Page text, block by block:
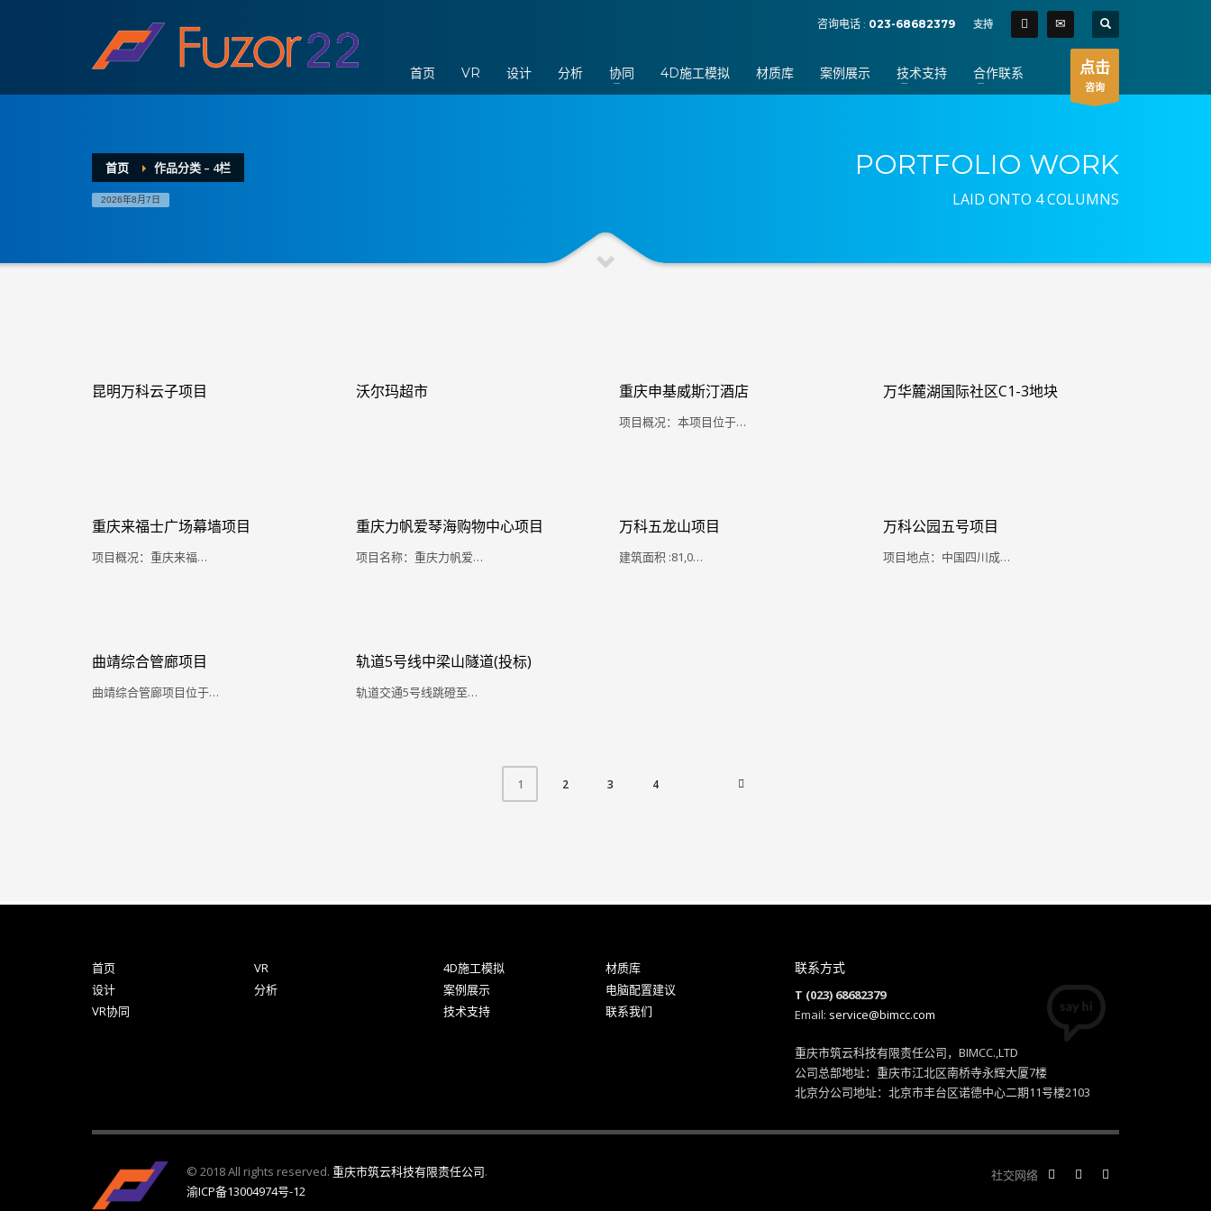
HOW TO SHOP
1 Login or create new account.
SHOWROOM HOURS
Sat - 9:00AM-5:00PM
Sundays by appointment only!
咨询电话 : 023-68682379 支持
首页 VR 设计 分析 协同 4D施工模拟 材质库 案例展示 技术支持 合作联系 点击
咨询
首页 作品分类 – 4栏
2026年8月7日
PORTFOLIO WORK
LAID ONTO 4 COLUMNS
昆明万科云子项目 沃尔玛超市 重庆申基威斯汀酒店
项目概况：本项目位于…
万华麓湖国际社区C1-3地块
重庆来福士广场幕墙项目
​项目概况：重庆来福…
重庆力帆爱琴海购物中心项目
项目名称：重庆力帆爱…
万科五龙山项目
建筑面积 :81,0…
万科公园五号项目
项目地点：中国四川成…
曲靖综合管廊项目
曲靖综合管廊项目位于…
轨道5号线中梁山隧道(投标)
轨道交通5号线跳磴至…
1 2 3 4
首页
VR
设计
分析
VR协同
4D施工模拟
材质库
案例展示
电脑配置建议
技术支持
联系我们
联系方式
T (023) 68682379
Email: service@bimcc.com
重庆市筑云科技有限责任公司，BIMCC.,LTD
公司总部地址：重庆市江北区南桥寺永辉大厦7楼
北京分公司地址：北京市丰台区诺德中心二期11号楼2103
社交网络
© 2018 All rights reserved. 重庆市筑云科技有限责任公司.
渝ICP备13004974号-12